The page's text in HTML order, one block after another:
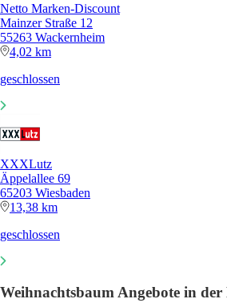
Netto Marken-Discount
Mainzer Straße 12
55263 Wackernheim
4,02 km
geschlossen
XXXLutz
Äppelallee 69
65203 Wiesbaden
13,38 km
geschlossen
Weihnachtsbaum Angebote in